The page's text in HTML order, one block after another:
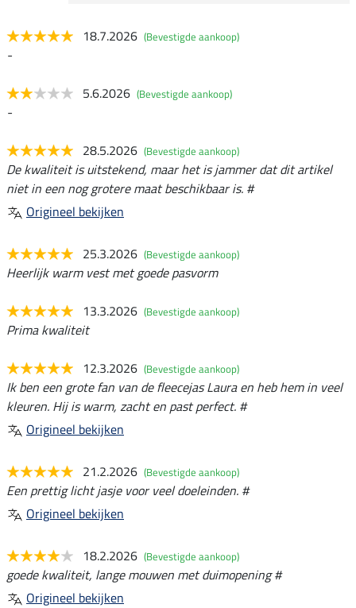
18.7.2026 (Bevestigde aankoop)
-
5.6.2026 (Bevestigde aankoop)
-
28.5.2026 (Bevestigde aankoop)
De kwaliteit is uitstekend, maar het is jammer dat dit artikel
niet in een nog grotere maat beschikbaar is. #
Origineel bekijken
25.3.2026 (Bevestigde aankoop)
Heerlijk warm vest met goede pasvorm
13.3.2026 (Bevestigde aankoop)
Prima kwaliteit
12.3.2026 (Bevestigde aankoop)
Ik ben een grote fan van de fleecejas Laura en heb hem in veel
kleuren. Hij is warm, zacht en past perfect. #
Origineel bekijken
21.2.2026 (Bevestigde aankoop)
Een prettig licht jasje voor veel doeleinden. #
Origineel bekijken
18.2.2026 (Bevestigde aankoop)
goede kwaliteit, lange mouwen met duimopening #
Origineel bekijken